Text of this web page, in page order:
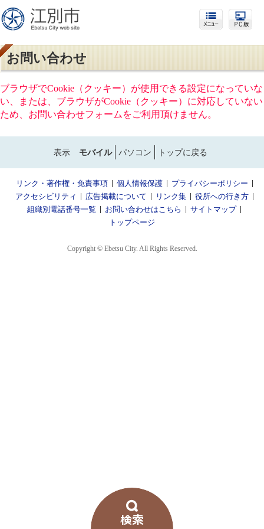
お問い合わせ
ブラウザでCookie（クッキー）が使用できる設定になっていな
い、または、ブラウザがCookie（クッキー）に対応していない
ため、お問い合わせフォームをご利用頂けません。
表示 モバイル パソコン トップに戻る
リンク・著作権・免責事項 個人情報保護
プライバシーポリシー
アクセシビリティ
広告掲載について リンク集
役所への行き方
組織別電話番号一覧
お問い合わせはこちら
サイトマップ
トップページ
Copyright © Ebetsu City. All Rights Reserved.